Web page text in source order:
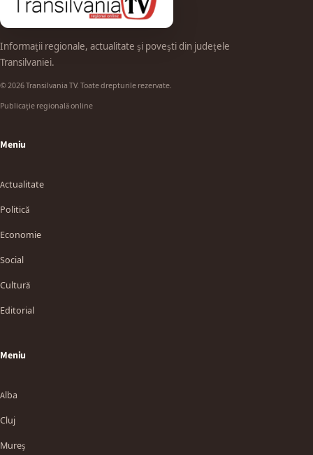
Informații regionale, actualitate și povești din județele
Transilvaniei.
© 2026 Transilvania TV. Toate drepturile rezervate.
Publicație regională online
Meniu
Actualitate
Politică
Economie
Social
Cultură
Editorial
Meniu
Alba
Cluj
Mureș